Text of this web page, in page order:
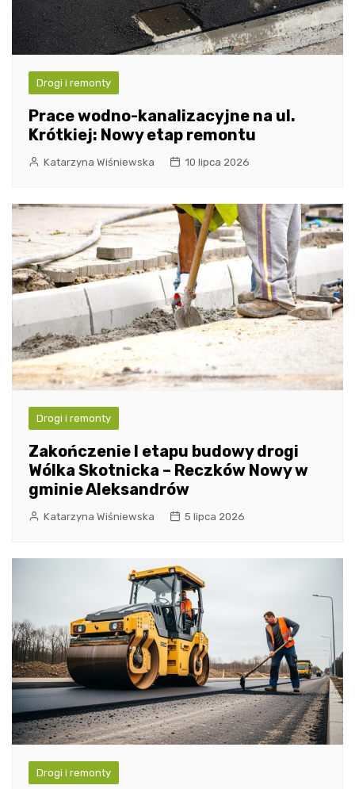
Drogi i remonty
Prace wodno-kanalizacyjne na ul.
Krótkiej: Nowy etap remontu
Katarzyna Wiśniewska 10 lipca 2026
Drogi i remonty
Zakończenie I etapu budowy drogi
Wólka Skotnicka – Reczków Nowy w
gminie Aleksandrów
Katarzyna Wiśniewska 5 lipca 2026
Drogi i remonty